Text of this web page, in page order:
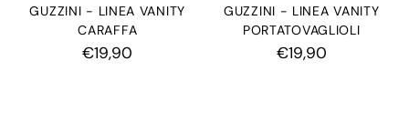
GUZZINI - LINEA VANITY
CARAFFA
€19,90
GUZZINI - LINEA VANITY
PORTATOVAGLIOLI
€19,90